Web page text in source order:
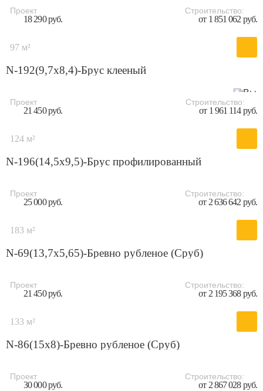
Проект
18 290 руб.
Строительство:
от 1 851 062 руб.
97 м²
N-192(9,7x8,4)-Брус клееный
Проект
21 450 руб.
Строительство:
от 1 961 114 руб.
124 м²
N-196(14,5x9,5)-Брус профилированный
Проект
25 000 руб.
Строительство:
от 2 636 642 руб.
183 м²
N-69(13,7х5,65)-Бревно рубленое (Сруб)
Проект
21 450 руб.
Строительство:
от 2 195 368 руб.
133 м²
N-86(15х8)-Бревно рубленое (Сруб)
Проект
30 000 руб.
Строительство:
от 2 867 028 руб.